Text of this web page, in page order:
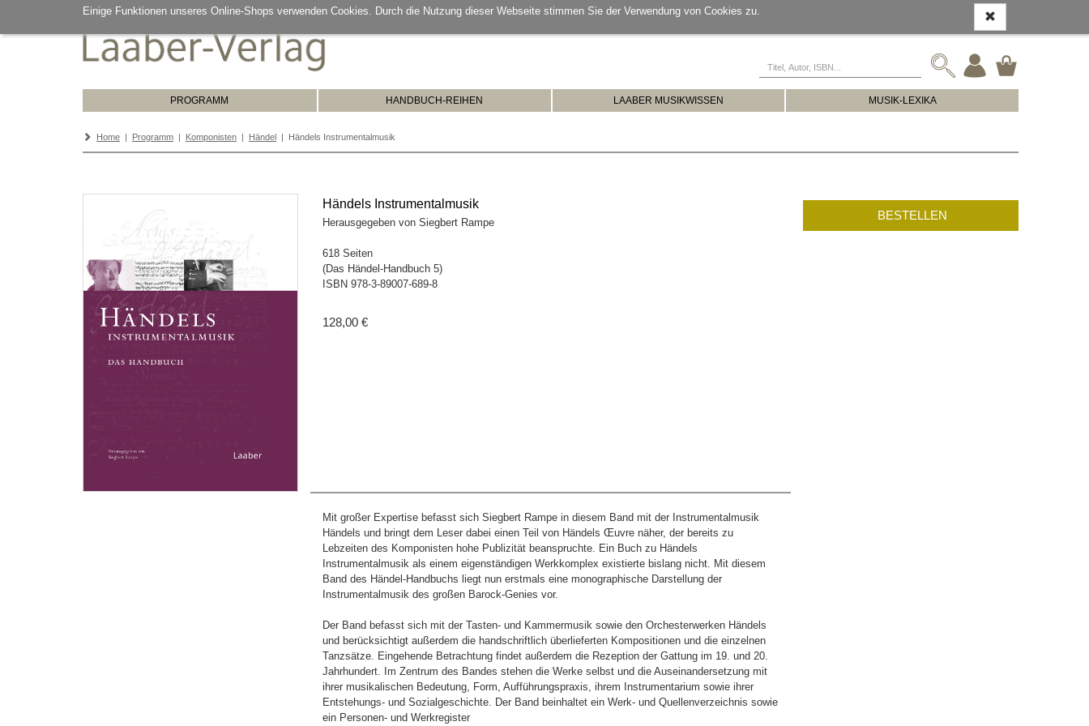
Einige Funktionen unseres Online-Shops verwenden Cookies. Durch die Nutzung dieser Webseite stimmen Sie der Verwendung von Cookies zu.
PROGRAMM HANDBUCH-REIHEN LAABER MUSIKWISSEN MUSIK-LEXIKA
Home | Programm | Komponisten | Händel | Händels Instrumentalmusik
Händels Instrumentalmusik
Herausgegeben von Siegbert Rampe
618 Seiten
(Das Händel-Handbuch 5)
ISBN 978-3-89007-689-8
128,00 €
BESTELLEN
Mit großer Expertise befasst sich Siegbert Rampe in diesem Band mit der Instrumentalmusik
Händels und bringt dem Leser dabei einen Teil von Händels Œuvre näher, der bereits zu
Lebzeiten des Komponisten hohe Publizität beanspruchte. Ein Buch zu Händels
Instrumentalmusik als einem eigenständigen Werkkomplex existierte bislang nicht. Mit diesem
Band des Händel-Handbuchs liegt nun erstmals eine monographische Darstellung der
Instrumentalmusik des großen Barock-Genies vor.
Der Band befasst sich mit der Tasten- und Kammermusik sowie den Orchesterwerken Händels
und berücksichtigt außerdem die handschriftlich überlieferten Kompositionen und die einzelnen
Tanzsätze. Eingehende Betrachtung findet außerdem die Rezeption der Gattung im 19. und 20.
Jahrhundert. Im Zentrum des Bandes stehen die Werke selbst und die Auseinandersetzung mit
ihrer musikalischen Bedeutung, Form, Aufführungspraxis, ihrem Instrumentarium sowie ihrer
Entstehungs- und Sozialgeschichte. Der Band beinhaltet ein Werk- und Quellenverzeichnis sowie
ein Personen- und Werkregister